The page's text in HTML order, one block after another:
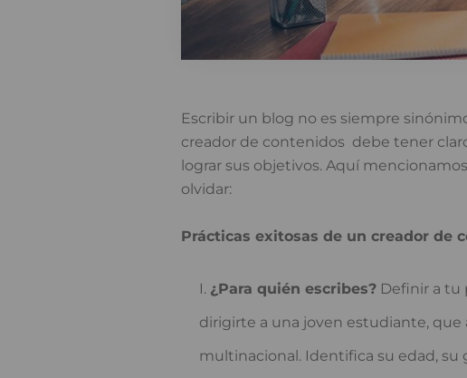
Escribir un blog no es siempre
creador de contenidos debe tener
lograr sus objetivos. Aquí
olvidar:
Prácticas exitosas de un creador de
¿Para quién escribes?Definir a tu
dirigirte a una joven estudiante, que
multinacional. Identifica su edad, su